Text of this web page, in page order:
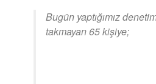
Bugün yaptığımız
takmayan 65 kişiye;